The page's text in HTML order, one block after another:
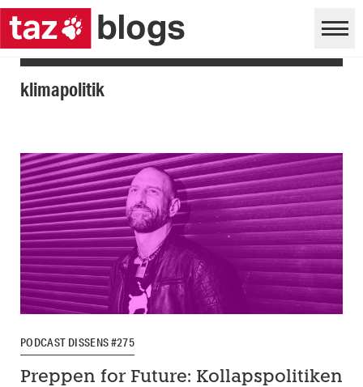
klimapolitik
PODCAST DISSENS #275
Preppen for Future: Kollapspolitiken